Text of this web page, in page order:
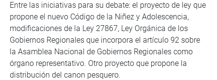
Entre las iniciativas para su debate: el proyecto de ley que
propone el nuevo Código de la Niñez y Adolescencia,
modificaciones de la Ley 27867, Ley Orgánica de los
Gobiernos Regionales que incorpora el artículo 92 sobre
la Asamblea Nacional de Gobiernos Regionales como
órgano representativo. Otro proyecto que propone la
distribución del canon pesquero.